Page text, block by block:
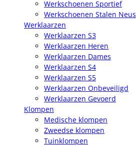
Werkschoenen Sportief
Werkschoenen Stalen Neus
Werklaarzen
Werklaarzen S3
Werklaarzen Heren
Werklaarzen Dames
Werklaarzen S4
Werklaarzen S5
Werklaarzen Onbeveiligd
Werklaarzen Gevoerd
Klompen
Medische klompen
Zweedse klompen
Tuinklompen